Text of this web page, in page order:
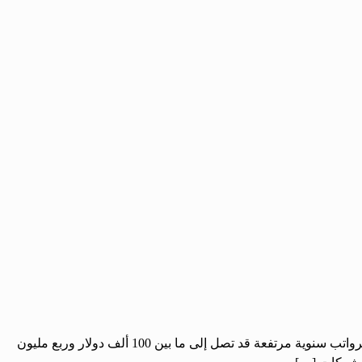
الحرية ـ سامر اللمع: باتت الشركات العملاقة المنتجة لنماذج الذكاء الاصطناعي مثل غوغل وأنثروبيك تتهافت على طلاب الفلسفة لتوظيفهم برواتب سنوية مرتفعة قد تصل إلى ما بين 100 ألف دولار وربع مليون